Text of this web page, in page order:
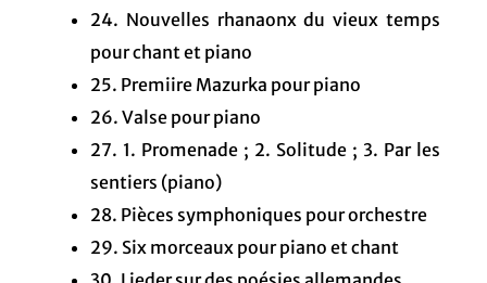
24. Nouvelles rhanaonx du vieux temps
pour chant et piano
25. Premiire Mazurka pour piano
26. Valse pour piano
27. 1. Promenade ; 2. Solitude ; 3. Par les
sentiers (piano)
28. Pièces symphoniques pour orchestre
29. Six morceaux pour piano et chant